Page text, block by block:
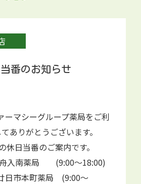
番のお知らせ
ーマシーグループ薬局をご利
ありがとうございます。
休日当番のご案内です。
入南薬局 (9:00～18:00)
日市本町薬局 (9:00～